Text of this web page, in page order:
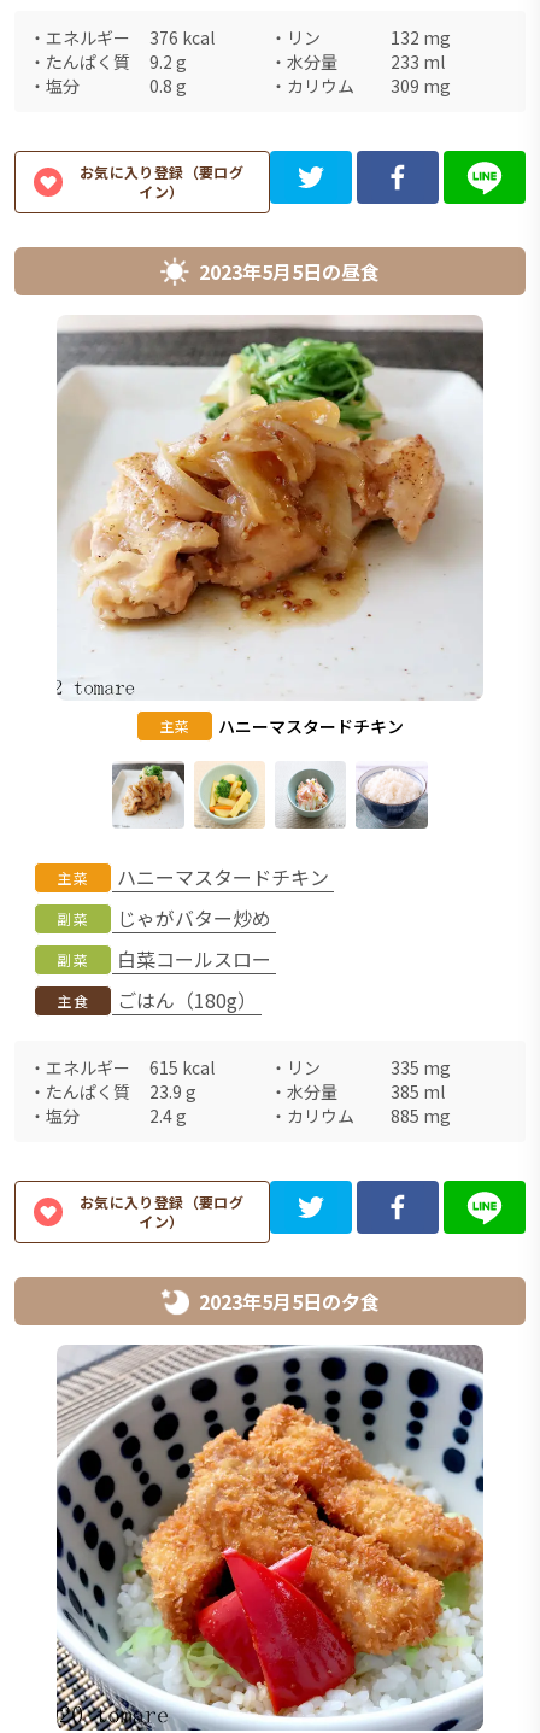
・ エネルギー 376 kcal ・ リン 132 mg
・ たんぱく質 9.2 g ・ 水分量 233 ml
・ 塩分 0.8 g ・ カリウム 309 mg
お気に入り登録（要ログ
イン）
2023年5月5日の昼食
主菜 ハニーマスタードチキン
主菜 ハニーマスタードチキン
副菜 じゃがバター炒め
副菜 白菜コールスロー
主食 ごはん（180g）
・ エネルギー 615 kcal ・ リン 335 mg
・ たんぱく質 23.9 g ・ 水分量 385 ml
・ 塩分 2.4g ・ カリウム 885 mg
お気に入り登録（要ログ
イン）
2023年5月5日の夕食